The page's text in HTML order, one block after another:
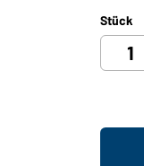
Stück